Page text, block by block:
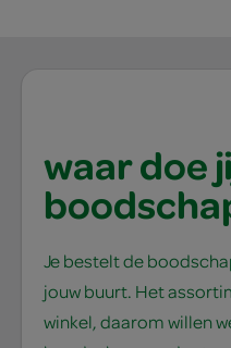
waar doe
Je bestelt de
jouw buurt. Het
winkel, daarom willen